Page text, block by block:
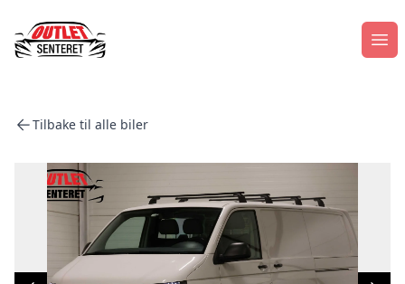
Tilbake til alle biler